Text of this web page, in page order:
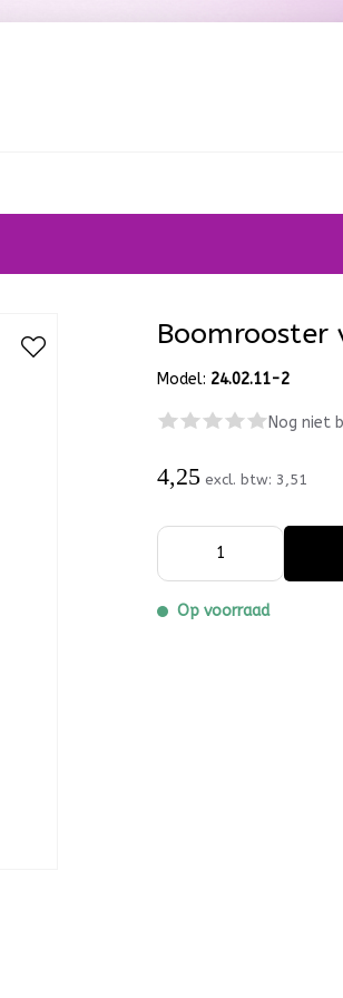
Boomrooster
Model: 24.02.11-2
Nog niet
4,25 excl. btw: 3,51
Op voorraad